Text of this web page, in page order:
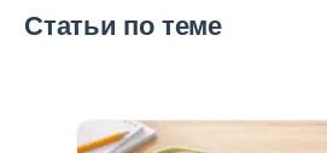
Статьи по теме